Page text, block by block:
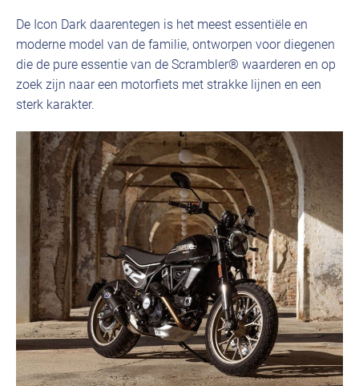
De Icon Dark daarentegen is het meest essentiële en
moderne model van de familie, ontworpen voor diegenen
die de pure essentie van de Scrambler® waarderen en op
zoek zijn naar een motorfiets met strakke lijnen en een
sterk karakter.